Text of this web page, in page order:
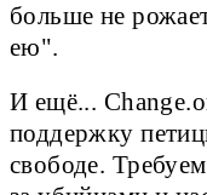
больше не
ею".
И ещё...
поддержку
свободе.